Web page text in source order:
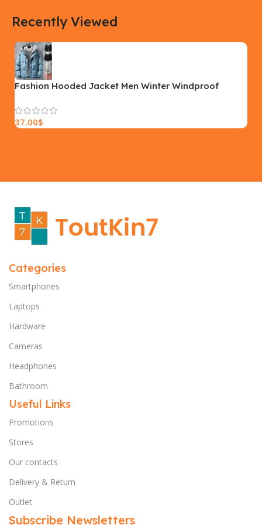
Yellow, Blue, Pink
SIZE
Recently Viewed
Fashion Hooded Jacket Men Winter Windproof
Cotton Jacket
37.00$
Categories
Smartphones
Laptops
Hardware
Cameras
Headphones
Bathroom
Useful Links
Promotions
Stores
Our contacts
Delivery & Return
Outlet
Subscribe Newsletters